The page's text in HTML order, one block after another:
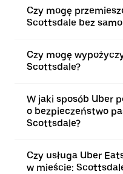
Czy mogę
Scottsdale bez
Czy mogę
Scottsdale?
W jaki sposób Uber
o bezpieczeństwo
Scottsdale?
Czy usługa Uber
w mieście: